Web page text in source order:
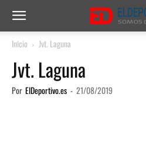
Inicio Jvt. Laguna
Jvt. Laguna
Por ElDeportivo.es - 21/08/2019